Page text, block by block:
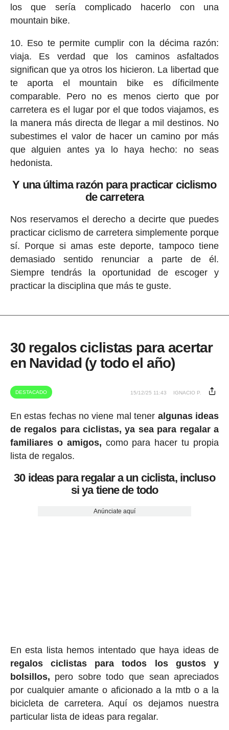
los que sería complicado hacerlo con una
mountain bike.
10. Eso te permite cumplir con la décima razón:
viaja. Es verdad que los caminos asfaltados
significan que ya otros los hicieron. La libertad que
te aporta el mountain bike es díficilmente
comparable. Pero no es menos cierto que por
carretera es el lugar por el que todos viajamos, es
la manera más directa de llegar a mil destinos. No
subestimes el valor de hacer un camino por más
que alguien antes ya lo haya hecho: no seas
hedonista.
Y una última razón para practicar ciclismo
de carretera
Nos reservamos el derecho a decirte que puedes
practicar ciclismo de carretera simplemente porque
sí. Porque si amas este deporte, tampoco tiene
demasiado sentido renunciar a parte de él.
Siempre tendrás la oportunidad de escoger y
practicar la disciplina que más te guste.
30 regalos ciclistas para acertar
en Navidad (y todo el año)
DESTACADO 15/12/25 11:43 IGNACIO P.
En estas fechas no viene mal tener algunas ideas
de regalos para ciclistas, ya sea para regalar a
familiares o amigos, como para hacer tu propia
lista de regalos.
30 ideas para regalar a un ciclista, incluso
si ya tiene de todo
Anúnciate aquí
En esta lista hemos intentado que haya ideas de
regalos ciclistas para todos los gustos y
bolsillos, pero sobre todo que sean apreciados
por cualquier amante o aficionado a la mtb o a la
bicicleta de carretera. Aquí os dejamos nuestra
particular lista de ideas para regalar.